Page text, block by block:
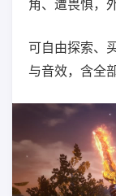
角、遭畏惧，
可自由探索、
与音效，含全